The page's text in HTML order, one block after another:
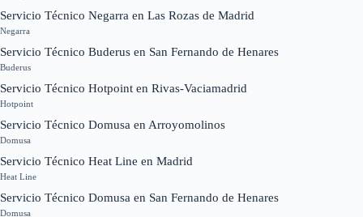
Servicio Técnico Negarra en Las Rozas de Madrid
Negarra
Servicio Técnico Buderus en San Fernando de Henares
Buderus
Servicio Técnico Hotpoint en Rivas-Vaciamadrid
Hotpoint
Servicio Técnico Domusa en Arroyomolinos
Domusa
Servicio Técnico Heat Line en Madrid
Heat Line
Servicio Técnico Domusa en San Fernando de Henares
Domusa